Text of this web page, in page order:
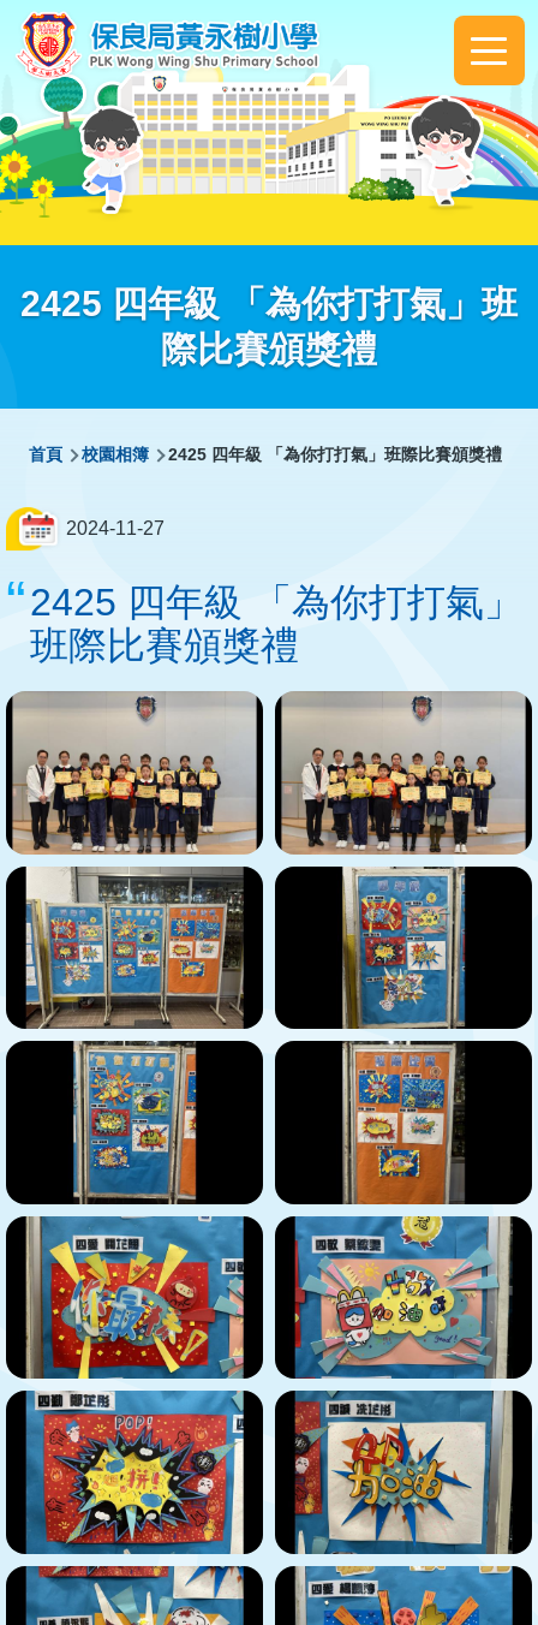
移至主內容
Main
navigation
2425 四年級 「為你打打氣」班
際比賽頒獎禮
導
連
結
首頁 校園相簿 2425 四年級 「為你打打氣」班際比賽頒獎禮
2024-11-27
2425 四年級 「為你打打氣」
班際比賽頒獎禮